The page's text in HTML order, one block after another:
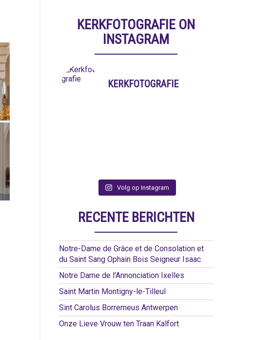
KERKFOTOGRAFIE ON
INSTAGRAM
KERKFOTOGRAFIE
Volg op Instagram
RECENTE BERICHTEN
Notre-Dame de Grâce et de Consolation et
du Saint Sang Ophain Bois Seigneur Isaac
Notre Dame de l’Annonciation Ixelles
Saint Martin Montigny-le-Tilleul
Sint Carolus Borremeus Antwerpen
Onze Lieve Vrouw ten Traan Kalfort